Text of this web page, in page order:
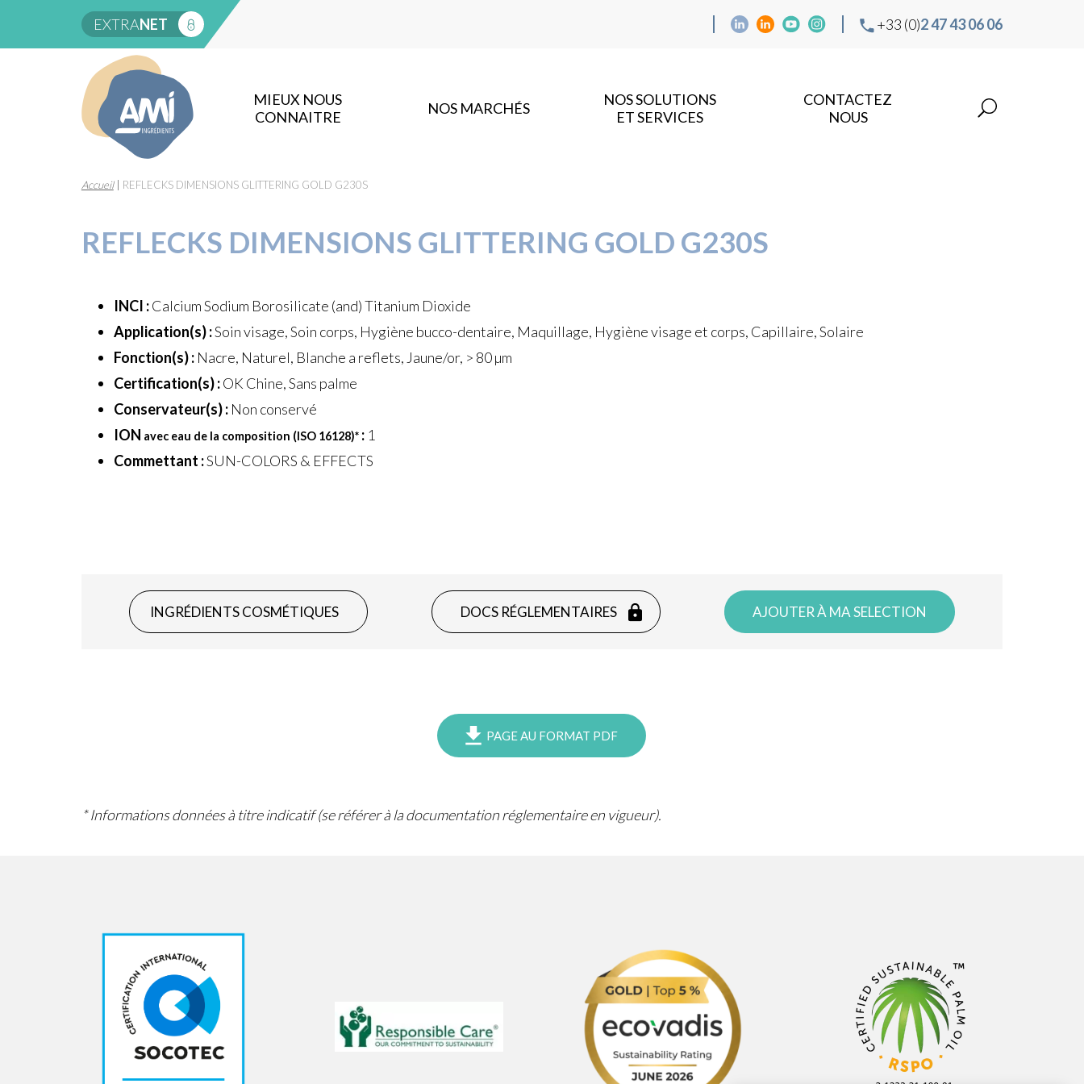
EXTRANET +33 (0)2 47 43 06 06
MIEUX NOUS
CONNAITRE
NOS MARCHÉS
NOS SOLUTIONS
ET SERVICES
CONTACTEZ
NOUS
Accueil| REFLECKS DIMENSIONS GLITTERING GOLD G230S
REFLECKS DIMENSIONS GLITTERING GOLD G230S
INCI :Calcium Sodium Borosilicate (and) Titanium Dioxide
Application(s) :Soin visage, Soin corps, Hygiène bucco-dentaire, Maquillage, Hygiène visage et corps, Capillaire, Solaire
Fonction(s) :Nacre, Naturel, Blanche a reflets, Jaune/or, > 80 µm
Certification(s) :OK Chine, Sans palme
Conservateur(s) :Non conservé
ION avec eau de la composition (ISO 16128)*:1
Commettant :SUN-COLORS & EFFECTS
INGRÉDIENTS COSMÉTIQUES DOCS RÉGLEMENTAIRES AJOUTER À MA SELECTION
PAGE AU FORMAT PDF
* Informations données à titre indicatif (se référer à la documentation réglementaire en vigueur).